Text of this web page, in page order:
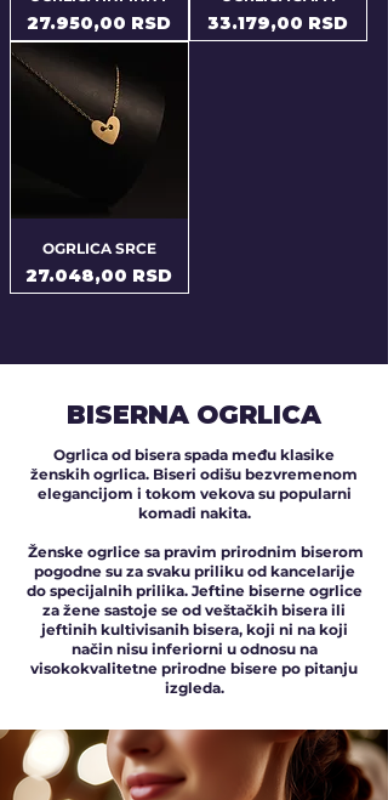
Price
27.950,00 RSD Price
33.179,00 RSD
OGRLICA SRCE
Price
27.048,00 RSD
BISERNA OGRLICA
Ogrlica od bisera spada među klasike
ženskih ogrlica. Biseri odišu bezvremenom
elegancijom i tokom vekova su popularni
komadi nakita.
Ženske ogrlice sa pravim prirodnim biserom
pogodne su za svaku priliku od kancelarije
do specijalnih prilika. Jeftine biserne ogrlice
za žene sastoje se od veštačkih bisera ili
jeftinih kultivisanih bisera, koji ni na koji
način nisu inferiorni u odnosu na
visokokvalitetne prirodne bisere po pitanju
izgleda.